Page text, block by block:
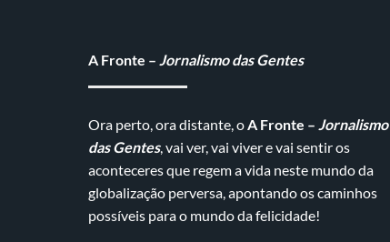
A Fronte –Jornalismo das Gentes
Ora perto, ora distante, oA Fronte –Jornalismo
das Gentes, vai ver, vai viver e vai sentir os
aconteceres que regem a vida neste mundo da
globalização perversa, apontando os caminhos
possíveis para o mundo da felicidade!